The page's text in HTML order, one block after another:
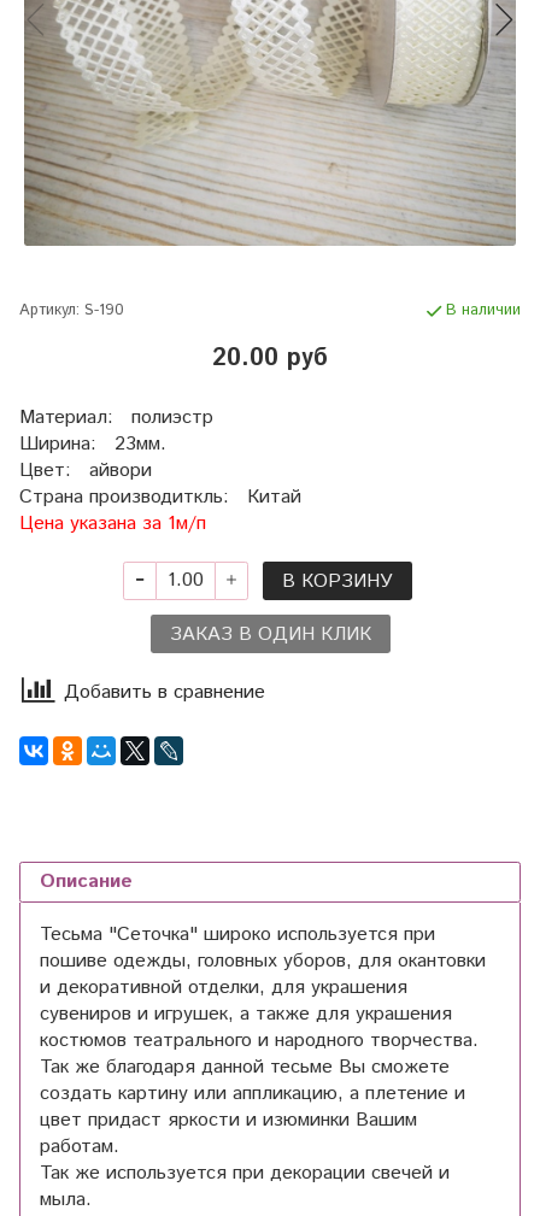
Артикул: S-190 В наличии
20.00 руб
Материал: полиэстр
Ширина: 23мм.
Цвет: айвори
Страна производиткль: Китай
Цена указана за 1м/п
В КОРЗИНУ
ЗАКАЗ В ОДИН КЛИК
Добавить в сравнение
Описание
Тесьма "Сеточка" широко используется при
пошиве одежды, головных уборов, для окантовки
и декоративной отделки, для украшения
сувениров и игрушек, а также для украшения
костюмов театрального и народного творчества.
Так же благодаря данной тесьме Вы сможете
создать картину или аппликацию, а плетение и
цвет придаст яркости и изюминки Вашим
работам.
Так же используется при декорации свечей и
мыла.